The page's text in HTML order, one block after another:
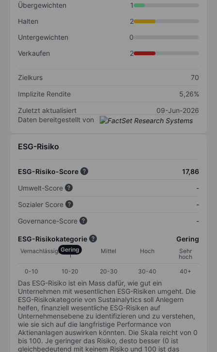
Übergewichten
1
Halten
2
Untergewichten
0
Verkaufen
2
Zielkurs
70
Implizite Rendite
5,26%
Zuletzt aktualisiert
09-Jun-2026
Daten bereitgestellt von
ESG-Risiko
ESG-Risiko-Score
17,86
Umwelt-Score
-
Sozialer Score
-
Governance-Score
-
ESG-Risikokategorie Gering
VernachlässigbarGering Mittel Hoch
Sehr
hoch
0-10
10-20 20-30 30-40 40+
Das ESG-Risiko ist ein Mass dafür, wie gut ein
Unternehmen mit wesentlichen ESG-Risiken umgeht. Die
ESG-Risikokategorie von Sustainalytics soll Anlegern
helfen, finanziell wesentliche ESG-Risiken auf
Unternehmensebene zu identifizieren und zu verstehen,
wie sie sich auf die langfristige Performance von
Aktienanlagen auswirken könnten. Die Skala reicht von 0
bis 100. Je geringer das Risiko, desto besser (0 ist
gleichbedeutend mit keinem Risiko und 100 ist das